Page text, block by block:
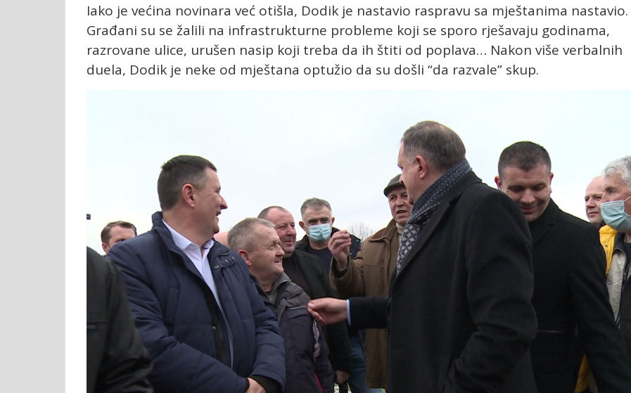
Iako je većina novinara već otišla, Dodik je nastavio raspravu sa mještanima nastavio.
Građani su se žalili na infrastrukturne probleme koji se sporo rješavaju godinama,
razrovane ulice, urušen nasip koji treba da ih štiti od poplava… Nakon više verbalnih
duela, Dodik je neke od mještana optužio da su došli “da razvale” skup.